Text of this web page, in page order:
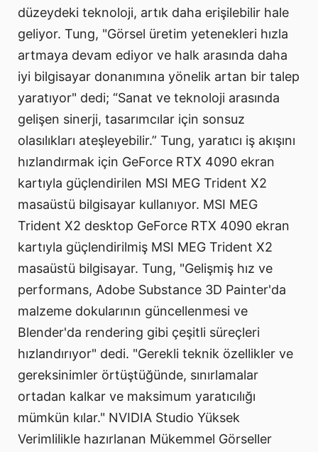
düzeydeki teknoloji, artık daha erişilebilir hale
geliyor. Tung, "Görsel üretim yetenekleri hızla
artmaya devam ediyor ve halk arasında daha
iyi bilgisayar donanımına yönelik artan bir talep
yaratıyor" dedi; “Sanat ve teknoloji arasında
gelişen sinerji, tasarımcılar için sonsuz
olasılıkları ateşleyebilir.” Tung, yaratıcı iş akışını
hızlandırmak için GeForce RTX 4090 ekran
kartıyla güçlendirilen MSI MEG Trident X2
masaüstü bilgisayar kullanıyor. MSI MEG
Trident X2 desktop GeForce RTX 4090 ekran
kartıyla güçlendirilmiş MSI MEG Trident X2
masaüstü bilgisayar. Tung, "Gelişmiş hız ve
performans, Adobe Substance 3D Painter'da
malzeme dokularının güncellenmesi ve
Blender'da rendering gibi çeşitli süreçleri
hızlandırıyor" dedi. "Gerekli teknik özellikler ve
gereksinimler örtüştüğünde, sınırlamalar
ortadan kalkar ve maksimum yaratıcılığı
mümkün kılar." NVIDIA Studio Yüksek
Verimlilikle hazırlanan Mükemmel Görseller